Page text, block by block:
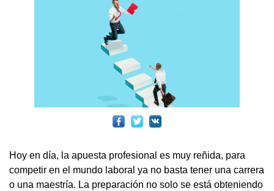
Hoy en día, la apuesta profesional es muy reñida, para
competir en el mundo laboral ya no basta tener una carrera
o una maestría. La preparación no solo se está obteniendo